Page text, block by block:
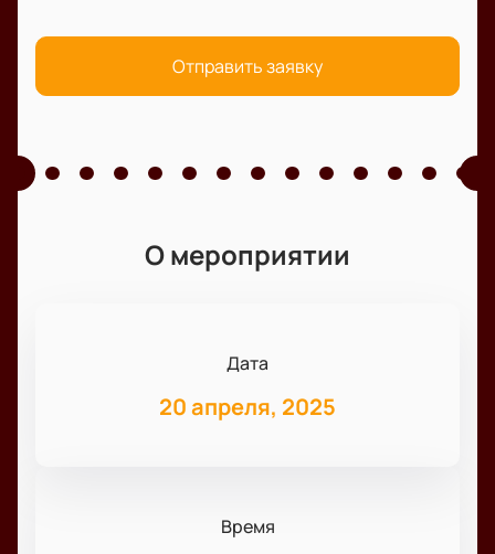
Отправить заявку
О мероприятии
Дата
20 апреля, 2025
Время